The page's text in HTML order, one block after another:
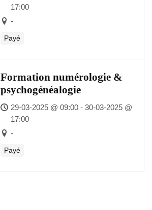
17:00
-
Payé
Formation numérologie &
psychogénéalogie
29-03-2025 @ 09:00 - 30-03-2025 @
17:00
-
Payé